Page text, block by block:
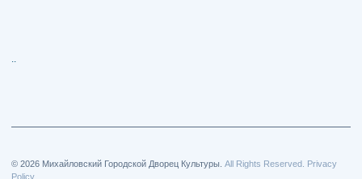
© 2026 Михайловский Городской Дворец Культуры. All Rights Reserved. Privacy
Policy